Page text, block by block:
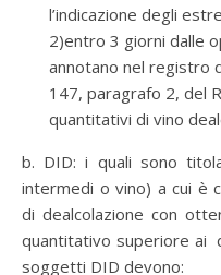
l’indicazione degli
2)entro 3 giorni dalle
annotano nel registro
147, paragrafo 2, del
quantitativi di vino
b. DID: i quali sono
intermedi o vino) a cui è
di dealcolazione con
quantitativo superiore ai
soggetti DID devono: